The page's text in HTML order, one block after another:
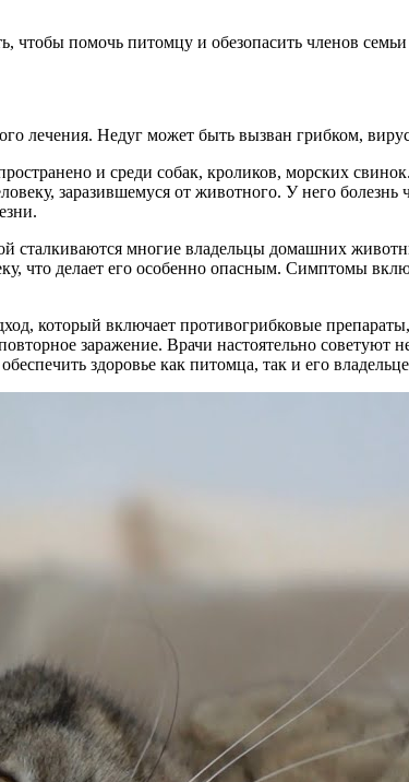
помочь питомцу и обезопасить членов семьи
лечения. Недуг может быть вызван грибком,
и среди собак, кроликов, морских
заразившемуся от животного. У него
сталкиваются многие владельцы домашних
что делает его особенно опасным. Симптомы
который включает противогрибковые
заражение. Врачи настоятельно советуют
здоровье как питомца, так и его